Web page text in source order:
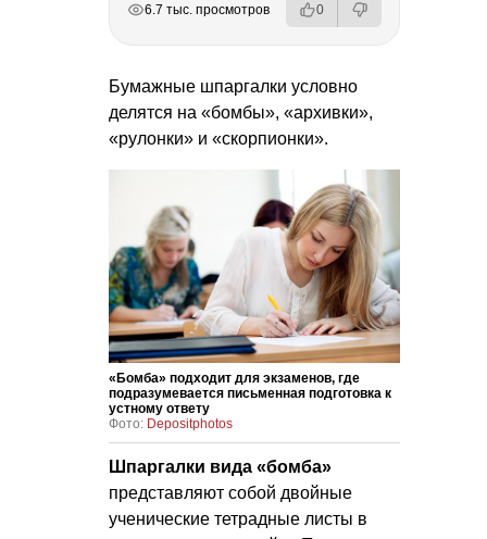
6.7 тыс. просмотров 0
Бумажные шпаргалки условно
делятся на «бомбы», «архивки»,
«рулонки» и «скорпионки».
«Бомба» подходит для экзаменов, где
подразумевается письменная подготовка к
устному ответу
Фото: Depositphotos
Шпаргалки вида «бомба»
представляют собой двойные
ученические тетрадные листы в